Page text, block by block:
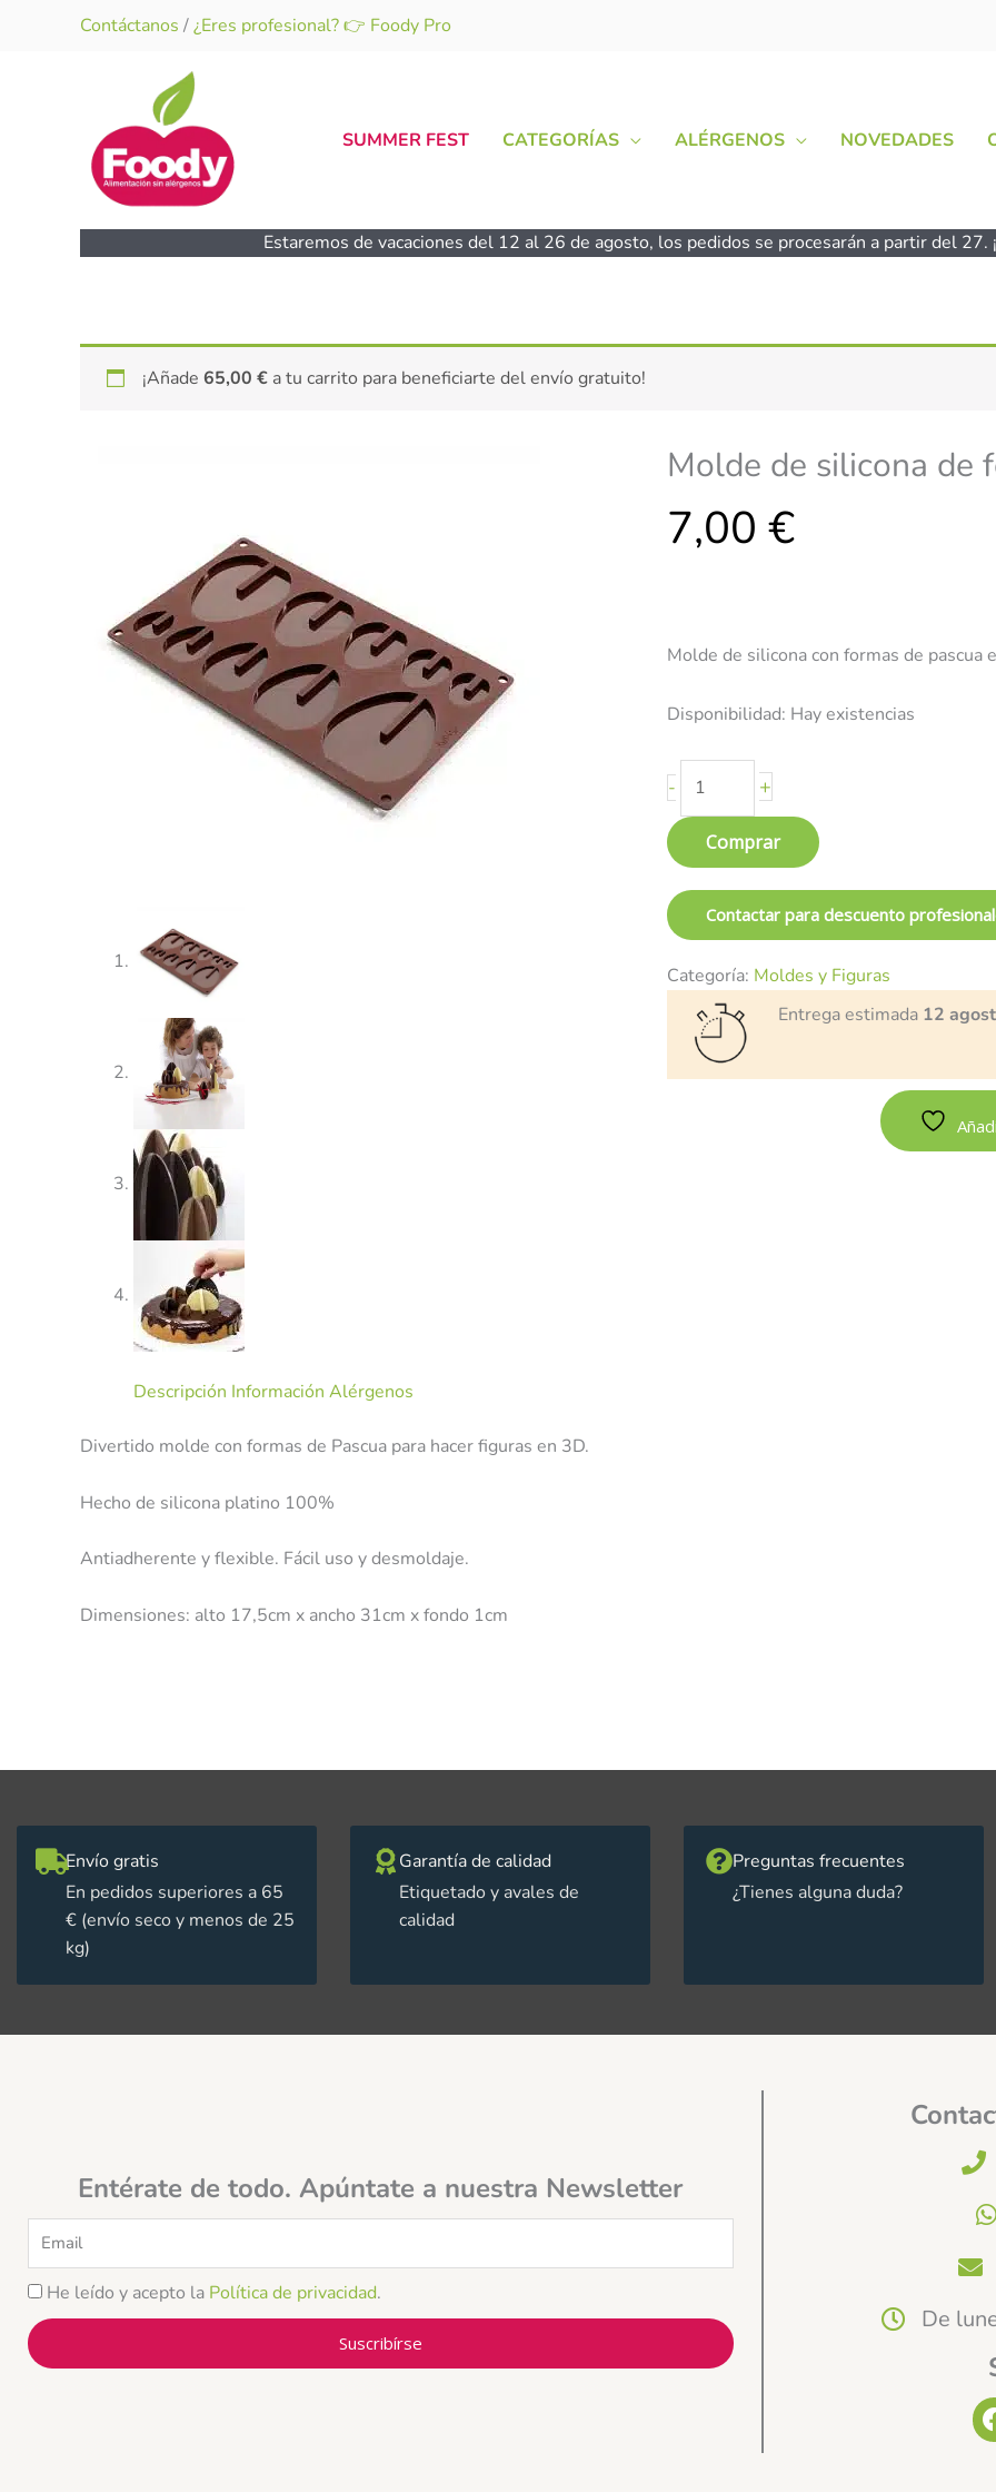
Contáctanos /¿Eres profesional? 👉 Foody Pro
SUMMER FEST CATEGORÍAS ALÉRGENOS NOVEDADES
Estaremos de vacaciones del 12 al 26 de agosto, los pedidos se procesarán a partir del 27.
¡Añade 65,00 € a tu carrito para beneficiarte del envío gratuito!
Molde de silicona de
7,00 €
Molde de silicona con formas de pascua
Disponibilidad: Hay existencias
-
formas
3D
+
Comprar
Contactar para descuento
Categoría: Moldes y Figuras
Entrega estimada 12
Descripción Información Alérgenos
Divertido molde con formas de Pascua para hacer figuras en 3D.
Hecho de silicona platino 100%
Antiadherente y flexible. Fácil uso y desmoldaje.
Dimensiones: alto 17,5cm x ancho 31cm x fondo 1cm
Envío gratis
En pedidos superiores a 65
€ (envío seco y menos de 25
kg)
Garantía de calidad
Etiquetado y avales de
calidad
Preguntas frecuentes
¿Tienes alguna duda?
Entérate de todo. Apúntate a nuestra Newsletter
Email
He leído y acepto la Política de privacidad.
Suscribírse
De